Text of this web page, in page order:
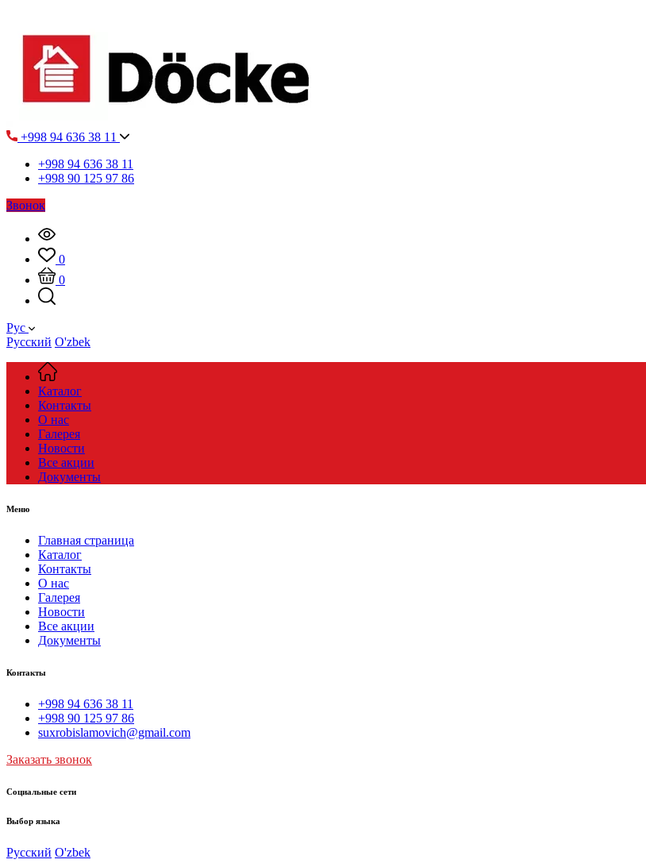
+998 94 636 38 11
+998 94 636 38 11
+998 90 125 97 86
Звонок
0
0
Рус
Русский O'zbek
Каталог
Контакты
О нас
Галерея
Новости
Все акции
Документы
Меню
Главная страница
Каталог
Контакты
О нас
Галерея
Новости
Все акции
Документы
Контакты
+998 94 636 38 11
+998 90 125 97 86
suxrobislamovich@gmail.com
Заказать звонок
Социальные сети
Выбор языка
Русский O'zbek